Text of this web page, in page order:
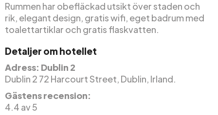
Rummen har obefläckad utsikt över staden och
rik, elegant design, gratis wifi, eget badrum med
toalettartiklar och gratis flaskvatten.
Detaljer om hotellet
Adress: Dublin 2
Dublin 2 72 Harcourt Street, Dublin, Irland.
Gästens recension:
4.4 av 5